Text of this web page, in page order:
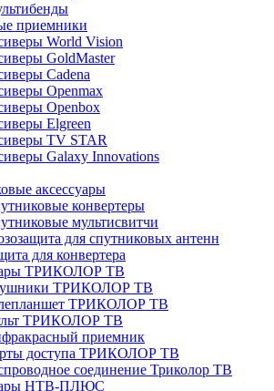
приемники
World Vision
GoldMaster
Cadena
Openmax
Openbox
Elgreen
TV STAR
Galaxy Innovations
аксессуары
конвертеры
мультисвитчи
для спутниковых антенн
для конвертера
ТРИКОЛОР ТВ
ТРИКОЛОР ТВ
ТРИКОЛОР ТВ
ТРИКОЛОР ТВ
приемник
доступа ТРИКОЛОР ТВ
соединение Триколор ТВ
НТВ-ПЛЮС